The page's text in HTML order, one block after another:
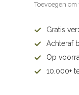
Toevoegen
Gratis
Achteraf
Op
10.000+